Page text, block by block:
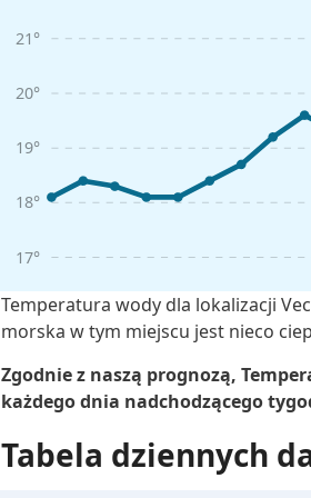
17°
18°
19°
20°
21°
Temperatura wody dla lokalizacji
morska w tym miejscu jest nieco
Zgodnie z naszą prognozą,
każdego dnia nadchodzącego
Tabela dziennych